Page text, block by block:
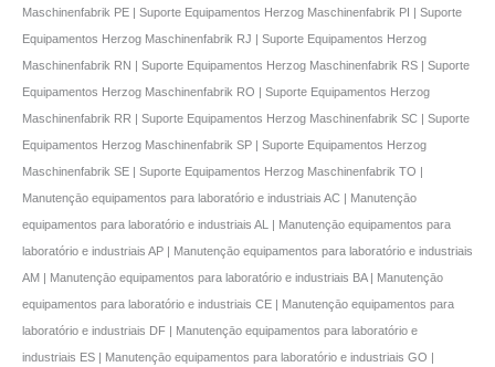
Maschinenfabrik PE | Suporte Equipamentos Herzog Maschinenfabrik PI | Suporte
Equipamentos Herzog Maschinenfabrik RJ | Suporte Equipamentos Herzog
Maschinenfabrik RN | Suporte Equipamentos Herzog Maschinenfabrik RS | Suporte
Equipamentos Herzog Maschinenfabrik RO | Suporte Equipamentos Herzog
Maschinenfabrik RR | Suporte Equipamentos Herzog Maschinenfabrik SC | Suporte
Equipamentos Herzog Maschinenfabrik SP | Suporte Equipamentos Herzog
Maschinenfabrik SE | Suporte Equipamentos Herzog Maschinenfabrik TO |
Manutençāo equipamentos para laboratório e industriais AC | Manutençāo
equipamentos para laboratório e industriais AL | Manutençāo equipamentos para
laboratório e industriais AP | Manutençāo equipamentos para laboratório e industriais
AM | Manutençāo equipamentos para laboratório e industriais BA | Manutençāo
equipamentos para laboratório e industriais CE | Manutençāo equipamentos para
laboratório e industriais DF | Manutençāo equipamentos para laboratório e
industriais ES | Manutençāo equipamentos para laboratório e industriais GO |